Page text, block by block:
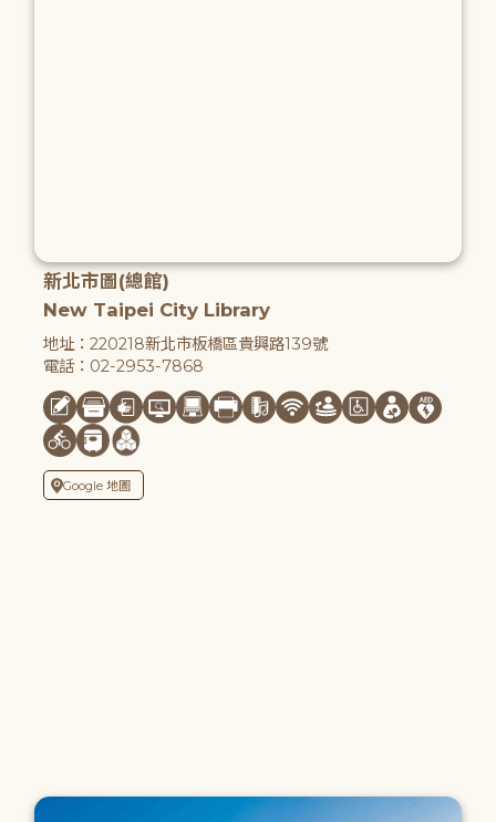
新北市圖(總館)
New Taipei City Library
地址：220218新北市板橋區貴興路139號
電話：02-2953-7868
Google 地圖